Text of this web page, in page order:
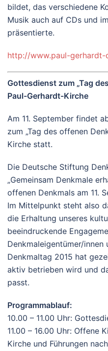
bildet, das verschiedene
Musik auch auf CDs und
präsentierte.
http://www.paul-gerhardt-
Gottesdienst zum „Tag
Paul-Gerhardt-Kirche
Am 11. September findet
zum „Tag des offenen
Kirche statt.
Die Deutsche Stiftung
„Gemeinsam Denkmale
offenen Denkmals am 11.
Im Mittelpunkt steht also
die Erhaltung unseres
beeindruckende
Denkmaleigentümer/innen
Denkmaltag 2015 hat
aktiv betrieben wird und
passt.
Programmablauf:
10.00 – 11.00 Uhr:
11.00 – 16.00 Uhr: Offene
Kirche und Führungen